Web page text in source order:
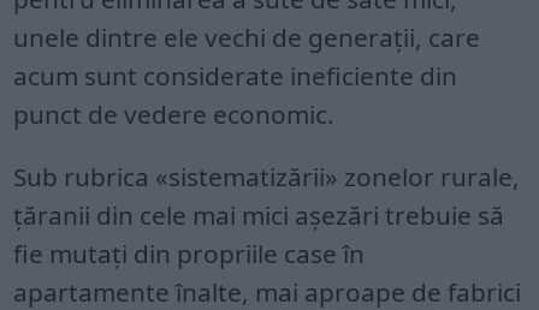
unele dintre ele vechi de generații, care
acum sunt considerate ineficiente din
punct de vedere economic.
Sub rubrica «sistematizării» zonelor rurale,
țăranii din cele mai mici așezări trebuie să
fie mutați din propriile case în
apartamente înalte, mai aproape de fabrici